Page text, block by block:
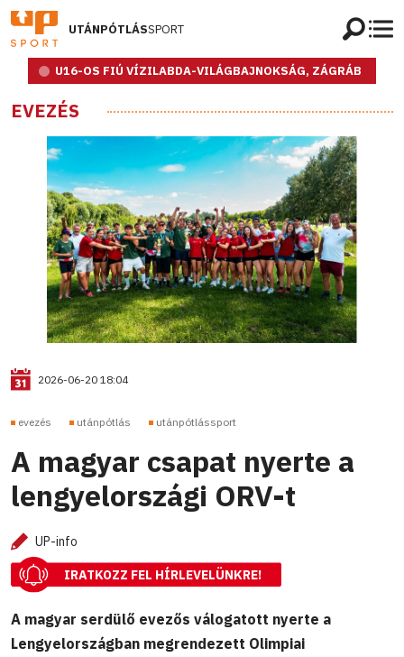
UTÁNPÓTLÁSSPORT
U16-OS FIÚ VÍZILABDA-VILÁGBAJNOKSÁG, ZÁGRÁB
EVEZÉS
2026-06-20 18:04
evezés utánpótlás utánpótlássport
A magyar csapat nyerte a
lengyelországi ORV-t
UP-info
IRATKOZZ FEL HÍRLEVELÜNKRE!
A magyar serdülő evezős válogatott nyerte a
Lengyelországban megrendezett Olimpiai